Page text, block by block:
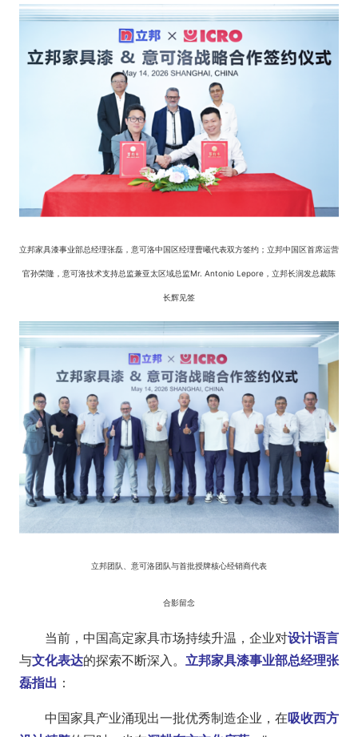
立邦家具漆事业部总经理张磊，意可洛中国区经理曹曦代表双方签约；立邦中国区首席运营
官孙荣隆，意可洛技术支持总监兼亚太区域总监Mr. Antonio Lepore，立邦长润发总裁陈
长辉见签
立邦团队、意可洛团队与首批授牌核心经销商代表
合影留念
当前，中国高定家具市场持续升温，企业对设计语言
与文化表达的探索不断深入。 立邦家具漆事业部总经理张
磊指出 ：
中国家具产业涌现出一批优秀制造企业，在吸收西方